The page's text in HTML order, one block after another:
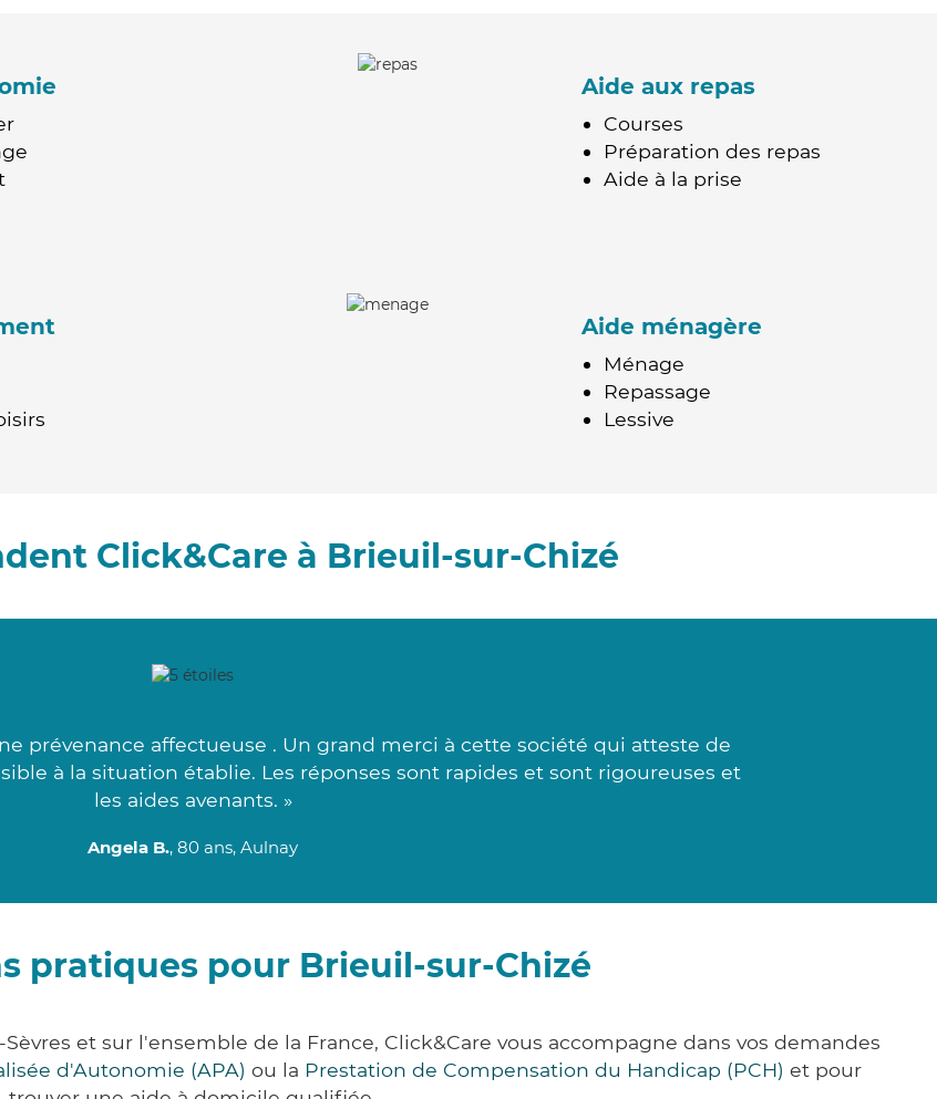
Aide aux repas
Courses
Préparation des repas
Aide à la prise
Aide ménagère
Ménage
Repassage
Lessive
Click&Care à Brieuil-sur-Chizé
prévenance affectueuse . Un grand merci à cette société qui atteste de
à la situation établie. Les réponses sont rapides et sont rigoureuses et
les aides avenants. »
Angela B., 80 ans, Aulnay
pratiques pour Brieuil-sur-Chizé
et sur l'ensemble de la France, Click&Care vous accompagne dans vos demandes
d'Autonomie (APA) ou la Prestation de Compensation du Handicap (PCH) et pour